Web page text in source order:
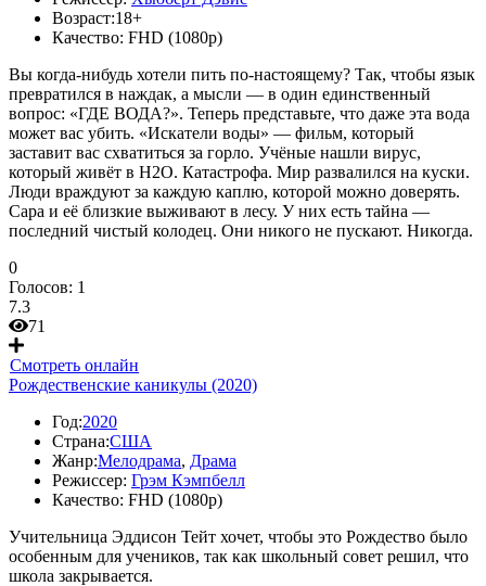
Возраст:18+
Качество: FHD (1080p)
Вы когда-нибудь хотели пить по-настоящему? Так, чтобы язык
превратился в наждак, а мысли — в один единственный
вопрос: «ГДЕ ВОДА?». Теперь представьте, что даже эта вода
может вас убить. «Искатели воды» — фильм, который
заставит вас схватиться за горло. Учёные нашли вирус,
который живёт в H2O. Катастрофа. Мир развалился на куски.
Люди враждуют за каждую каплю, которой можно доверять.
Сара и её близкие выживают в лесу. У них есть тайна —
последний чистый колодец. Они никого не пускают. Никогда.
0
Голосов: 1
7.3
71
Смотреть онлайн
Рождественские каникулы (2020)
Год:2020
Страна:США
Жанр:Мелодрама, Драма
Режиссер: Грэм Кэмпбелл
Качество: FHD (1080p)
Учительница Эддисон Тейт хочет, чтобы это Рождество было
особенным для учеников, так как школьный совет решил, что
школа закрывается.